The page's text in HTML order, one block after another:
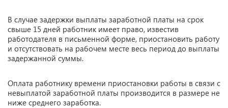
В случае задержки выплаты заработной платы на срок
свыше 15 дней работник имеет право, известив
работодателя в письменной форме, приостановить работу
и отсутствовать на рабочем месте весь период до выплаты
задержанной суммы.
Оплата работнику времени приостановки работы в связи с
невыплатой заработной платы производится в размере не
ниже среднего заработка.